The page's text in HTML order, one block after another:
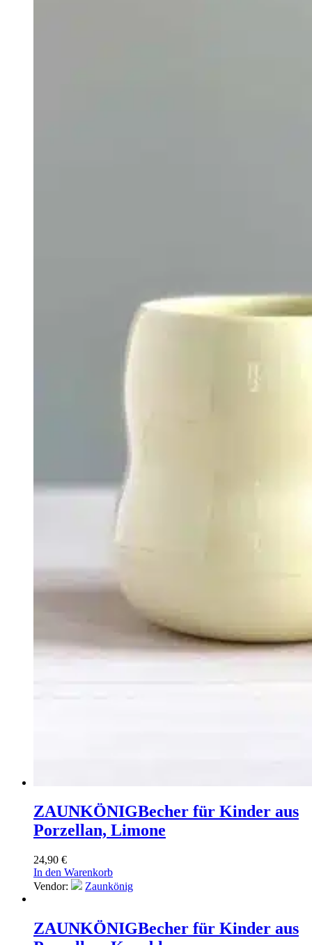
ZAUNKÖNIGBecher für Kinder aus
Porzellan, Limone
24,90 €
In den Warenkorb
Vendor:
Zaunkönig
ZAUNKÖNIGBecher für Kinder aus